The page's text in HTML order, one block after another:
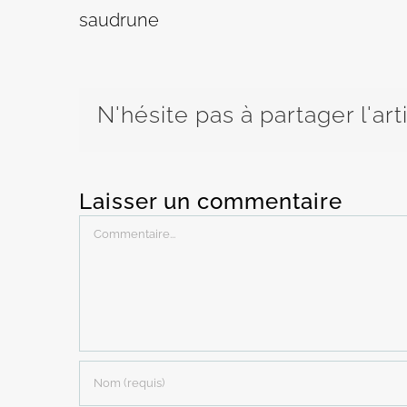
saudrune
N'hésite pas à partager
Laisser un commentaire
Commentaire